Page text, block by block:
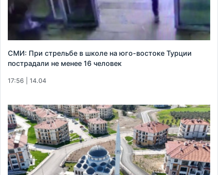
СМИ: При стрельбе в школе на юго-востоке Турции
пострадали не менее 16 человек
17:56 | 14.04